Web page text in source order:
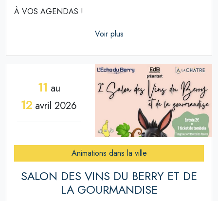
À VOS AGENDAS !
Voir plus
11 au
12 avril 2026
Animations dans la ville
SALON DES VINS DU BERRY ET DE
LA GOURMANDISE